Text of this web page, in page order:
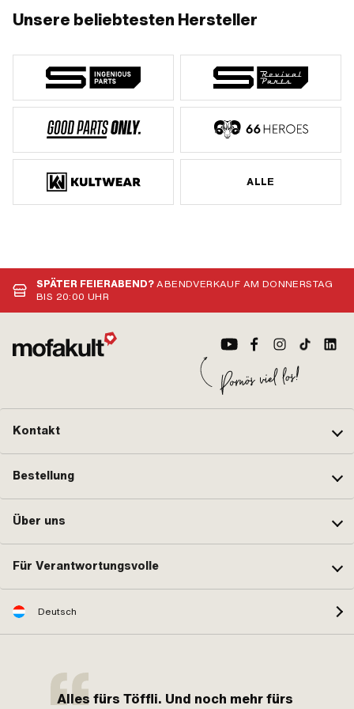
Unsere beliebtesten Hersteller
ALLE
SPÄTER FEIERABEND?ABENDVERKAUF AM DONNERSTAG
BIS 20:00 UHR
Kontakt
Bestellung
Über uns
Für Verantwortungsvolle
Deutsch
Alles fürs Töffli. Und noch mehr fürs